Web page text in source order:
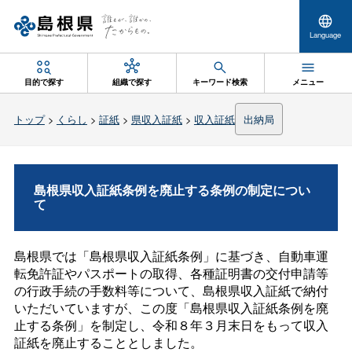
Language
目的で探す 組織で探す キーワード検索 メニュー
トップ> くらし > 証紙> 県収入証紙> 収入証紙 出納局
島根県収入証紙条例を廃止する条例の制定につい
て
島根県では「島根県収入証紙条例」に基づき、自動車運
転免許証やパスポートの取得、各種証明書の交付申請等
の行政手続の手数料等について、島根県収入証紙で納付
いただいていますが、この度「島根県収入証紙条例を廃
止する条例」を制定し、令和８年３月末日をもって収入
証紙を廃止することとしました。